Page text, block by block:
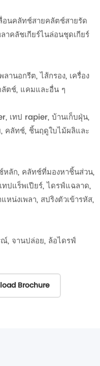
อนคลัทช์สายคลัตช์สายรัด
าคลัชเกียร์ไนล่อนชุดเกียร์
านอกรีต, ไส้กรอง, เครื่อง
ตช์, แคมและอื่น ๆ
เทป rapier, บ้านเก็บฝุ่น,
ลัทช์, ชิ้นฤดูใบไม้ผลิและ
หลัก, คลัทช์ที่มองหาชิ้นส่วน,
ทปแร็พเปียร์, ไดรฟ์แฉลาด,
น่งเพลา, สปริงตัวเข้ารหัส,
, จานปล่อย, ล้อไดรฟ์
Brochure